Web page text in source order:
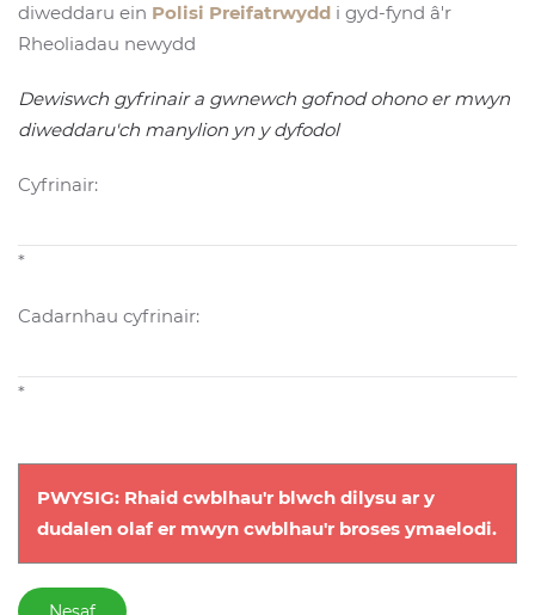
diweddaru ein Polisi Preifatrwydd i gyd-fynd â'r
Rheoliadau newydd
Dewiswch gyfrinair a gwnewch gofnod ohono er mwyn
diweddaru'ch manylion yn y dyfodol
Cyfrinair:
*
Cadarnhau cyfrinair:
*
PWYSIG: Rhaid cwblhau'r blwch dilysu ar y
dudalen olaf er mwyn cwblhau'r broses ymaelodi.